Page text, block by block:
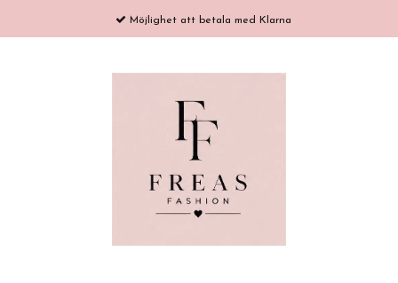
Möjlighet att betala med Klarna